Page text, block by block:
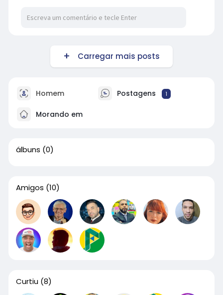
Carregar mais posts
Homem Postagens 1
Morando em
álbuns (0)
Amigos (10)
Curtiu (8)